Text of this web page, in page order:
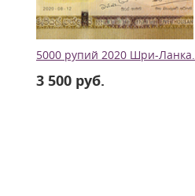
5000 рупий 2020 Шри-Ланка.
3 500 руб.